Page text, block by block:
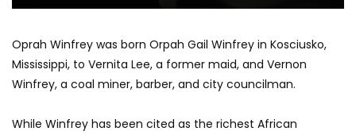
Oprah Winfrey was born Orpah Gail Winfrey in Kosciusko,
Mississippi, to Vernita Lee, a former maid, and Vernon
Winfrey, a coal miner, barber, and city councilman.
While Winfrey has been cited as the richest African